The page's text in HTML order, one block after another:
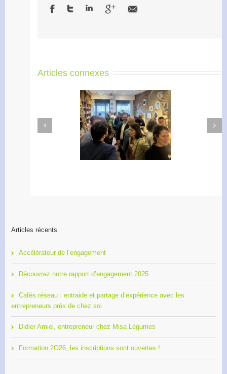
Articles connexes
Accélérateur de
l’engagement
Previous
Next
Articles récents
Accélérateur de l’engagement
Découvrez notre rapport d’engagement 2025
Cafés réseau : entraide et partage d’expérience avec les
entrepreneurs près de chez soi
Didier Amiel, entrepreneur chez Misa Légumes
Formation 2O26, les inscriptions sont ouvertes !